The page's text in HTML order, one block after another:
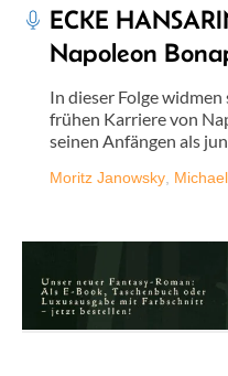
ECKE
Napoleon
In dieser Folge
frühen Karriere von
seinen Anfängen als
Moritz Janowsky